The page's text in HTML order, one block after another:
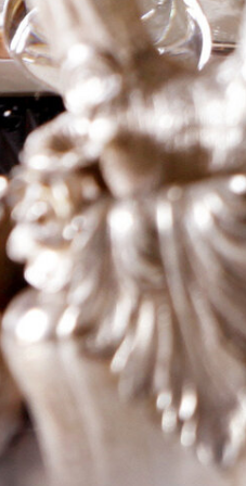
Monasterio
del Douero